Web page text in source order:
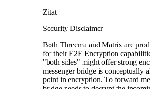
Zitat
Security Disclaimer
Both Threema and Matrix are
for their E2E Encryption
"both sides" might offer strong
messenger bridge is conceptually
point in encryption. To forward